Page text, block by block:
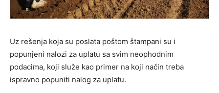
Uz rešenja koja su poslata poštom štampani su i
popunjeni nalozi za uplatu sa svim neophodnim
podacima, koji služe kao primer na koji način treba
ispravno popuniti nalog za uplatu.